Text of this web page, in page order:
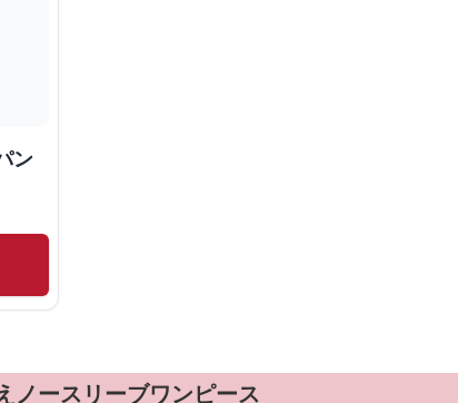
ン
ノースリーブワンピース